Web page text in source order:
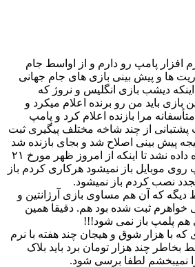
افزار پامپ رو دارم و از اواسط جام‌
ها و پیش بینی بازی های جام جهانی
دیشب بازی انگلیس و نروژ که
باید من رو برنده اعلام میکرد و
مرا بازنده اعلام کرد و پامپ
از چند شاخه مختلف پیگیری ثبت
پیش بینی اصلاح شد و بجای بازنده شد
برنده و بازهم پامپ جایزه داده نشد تا اینکه از امروز ظهر مورخ ۲۱
روی موبایل باز نمیشود هرکاری کردم باز
نصب کردم باز نمیشود.
دیگه که آن هم مساوی بازی آرژانتین و
ثبت شده بود هم. دقیقا همین
هم پلمپ باز نمی شود!!!
که با هزار شوق و هیجان چند هفته با نرم
بخاطر چند هزار تومان برد باید بلاک
نمیبخشم لطفا برسی شود.